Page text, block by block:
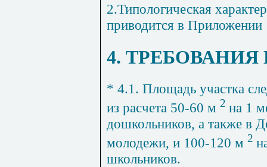
2.Типологическая
приводится в Приложении
4. ТРЕБОВАНИЯ
* 4.1. Площадь участка
из расчета 50-60 м 2 на 1
дошкольников, а также в
молодежи, и 100-120 м 2
школьников.